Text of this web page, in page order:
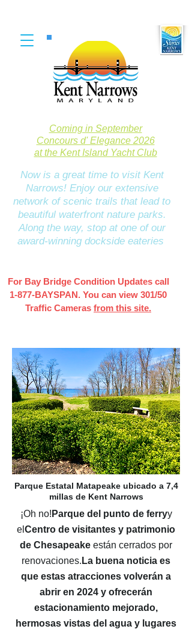
Now is a great time to visit Kent
Narrows! Enjoy our extensive
network of scenic trails that lead to
beautiful waterfront nature parks.
Along the way, stop at one of our
award-winning dockside eateries
Coming in September
Concours d' Elegance 2026
at the Kent Island Yacht Club
For Bay Bridge Condition Updates call
1-877-BAYSPAN. You can view 301/50
Traffic Cameras from this site.
Título de la página
Parque Estatal Matapeake ubicado a 7,4
millas de Kent Narrows
¡Oh no! Parque del punto de ferryy
el Centro de visitantes y patrimonio
de Chesapeake están cerrados por
renovaciones. La buena noticia es
que estas atracciones volverán a
abrir en 2024 y ofrecerán
estacionamiento mejorado,
hermosas vistas del agua y lugares